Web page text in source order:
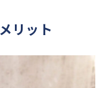
リット